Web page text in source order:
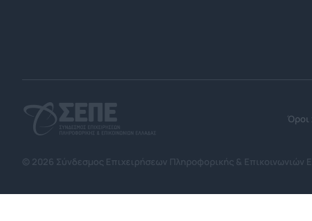
Όροι
© 2026 Σύνδεσμος Επιχειρήσεων Πληροφορικής & Επικοινωνιών